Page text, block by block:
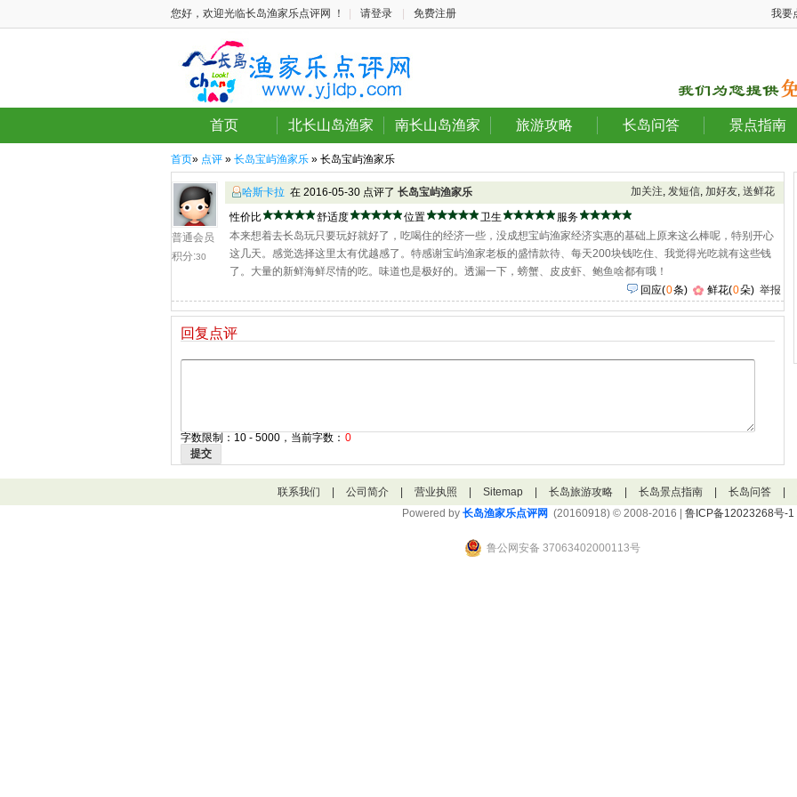
您好，欢迎光临长岛渔家乐点评网 ！ 请登录 免费注册 我要
首页 北长山岛渔家 南长山岛渔家 旅游攻略 长岛问答 景点指南
首页» 点评 » 长岛宝屿渔家乐 » 长岛宝屿渔家乐
普通会员
积分:30
加关注, 发短信, 加好友, 送鲜花
哈斯卡拉 在 2016-05-30 点评了 长岛宝屿渔家乐
性价比
舒适度 位置 卫生
服务
本来想着去长岛玩只要玩好就好了，吃喝住的经济一些，没成想宝屿渔家经济实惠的基础上原来这么棒呢，特别开心
这几天。感觉选择这里太有优越感了。特感谢宝屿渔家老板的盛情款待、每天200块钱吃住、我觉得光吃就有这些钱
了。大量的新鲜海鲜尽情的吃。味道也是极好的。透漏一下，螃蟹、皮皮虾、鲍鱼啥都有哦！
回应(0条) 鲜花(0朵) 举报
回复点评
字数限制：10 - 5000，当前字数： 0
提交
联系我们 公司简介 营业执照 Sitemap 长岛旅游攻略 长岛景点指南 长岛问答
Powered by 长岛渔家乐点评网 (20160918) © 2008-2016 | 鲁ICP备12023268号-1
鲁公网安备 37063402000113号